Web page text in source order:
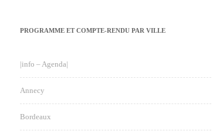
PROGRAMME ET COMPTE-RENDU PAR VILLE
|info – Agenda|
Annecy
Bordeaux